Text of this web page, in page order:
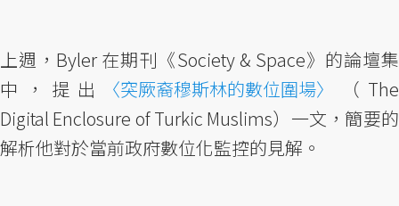
上週，Byler 在期刊《Society & Space》的論壇集
中，提出
〈突厥裔穆斯林的數位圍場〉
（The
Digital Enclosure of Turkic Muslims）一文，簡要的
解析他對於當前政府數位化監控的見解。